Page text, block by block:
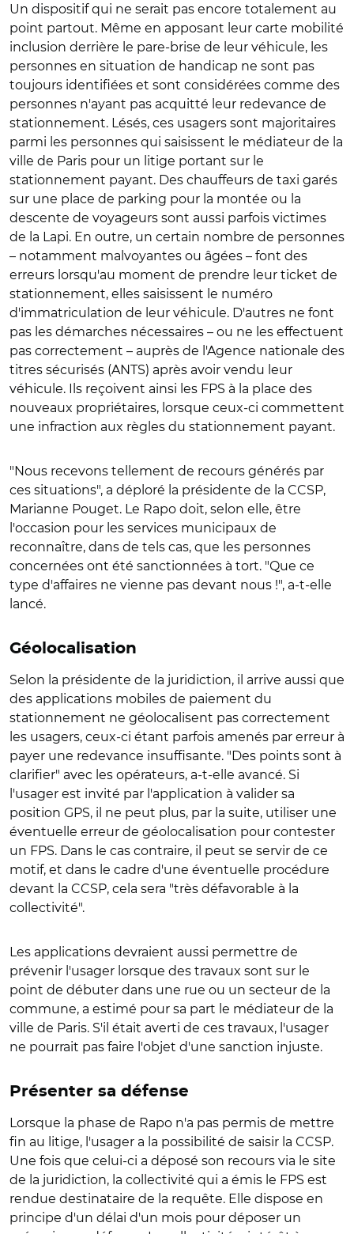
Un dispositif qui ne serait pas encore totalement au
point partout. Même en apposant leur carte mobilité
inclusion derrière le pare-brise de leur véhicule, les
personnes en situation de handicap ne sont pas
toujours identifiées et sont considérées comme des
personnes n'ayant pas acquitté leur redevance de
stationnement. Lésés, ces usagers sont majoritaires
parmi les personnes qui saisissent le médiateur de la
ville de Paris pour un litige portant sur le
stationnement payant. Des chauffeurs de taxi garés
sur une place de parking pour la montée ou la
descente de voyageurs sont aussi parfois victimes
de la Lapi. En outre, un certain nombre de personnes
– notamment malvoyantes ou âgées – font des
erreurs lorsqu'au moment de prendre leur ticket de
stationnement, elles saisissent le numéro
d'immatriculation de leur véhicule. D'autres ne font
pas les démarches nécessaires – ou ne les effectuent
pas correctement – auprès de l'Agence nationale des
titres sécurisés (ANTS) après avoir vendu leur
véhicule. Ils reçoivent ainsi les FPS à la place des
nouveaux propriétaires, lorsque ceux-ci commettent
une infraction aux règles du stationnement payant.
"Nous recevons tellement de recours générés par
ces situations", a déploré la présidente de la CCSP,
Marianne Pouget. Le Rapo doit, selon elle, être
l'occasion pour les services municipaux de
reconnaître, dans de tels cas, que les personnes
concernées ont été sanctionnées à tort. "Que ce
type d'affaires ne vienne pas devant nous !", a-t-elle
lancé.
Géolocalisation
Selon la présidente de la juridiction, il arrive aussi que
des applications mobiles de paiement du
stationnement ne géolocalisent pas correctement
les usagers, ceux-ci étant parfois amenés par erreur à
payer une redevance insuffisante. "Des points sont à
clarifier" avec les opérateurs, a-t-elle avancé. Si
l'usager est invité par l'application à valider sa
position GPS, il ne peut plus, par la suite, utiliser une
éventuelle erreur de géolocalisation pour contester
un FPS. Dans le cas contraire, il peut se servir de ce
motif, et dans le cadre d'une éventuelle procédure
devant la CCSP, cela sera "très défavorable à la
collectivité".
Les applications devraient aussi permettre de
prévenir l'usager lorsque des travaux sont sur le
point de débuter dans une rue ou un secteur de la
commune, a estimé pour sa part le médiateur de la
ville de Paris. S'il était averti de ces travaux, l'usager
ne pourrait pas faire l'objet d'une sanction injuste.
Présenter sa défense
Lorsque la phase de Rapo n'a pas permis de mettre
fin au litige, l'usager a la possibilité de saisir la CCSP.
Une fois que celui-ci a déposé son recours via le site
de la juridiction, la collectivité qui a émis le FPS est
rendue destinataire de la requête. Elle dispose en
principe d'un délai d'un mois pour déposer un